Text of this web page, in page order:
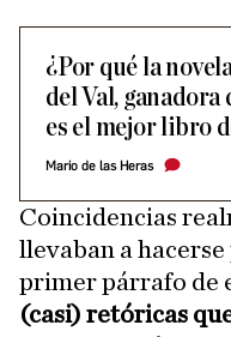
¿Por qué la
del Val, ganadora
es el mejor libro
Mario de las Heras
Coincidencias
llevaban a
primer párrafo de
(casi) retóricas